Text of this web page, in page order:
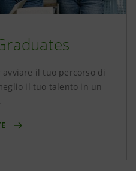
il tuo percorso di
il tuo talento in un